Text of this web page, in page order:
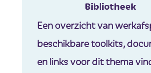
Bibliotheek
Een overzicht van
beschikbare toolkits,
en links voor dit thema